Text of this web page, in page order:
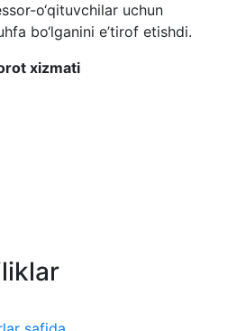
o‘qituvchilar uchun
bo‘lganini e’tirof etishdi.
xizmati